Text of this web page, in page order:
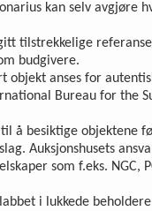
kan selv avgjøre
tilstrekkelige
budgivere.
anses for
Bureau for the
å besiktige objektene
Auksjonshusets
som f.eks. NGC,
i lukkede